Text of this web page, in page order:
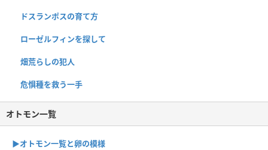
ドスランポスの育て方
ローゼルフィンを探して
畑荒らしの犯人
危惧種を救う一手
オトモン一覧
▶︎オトモン一覧と卵の模様